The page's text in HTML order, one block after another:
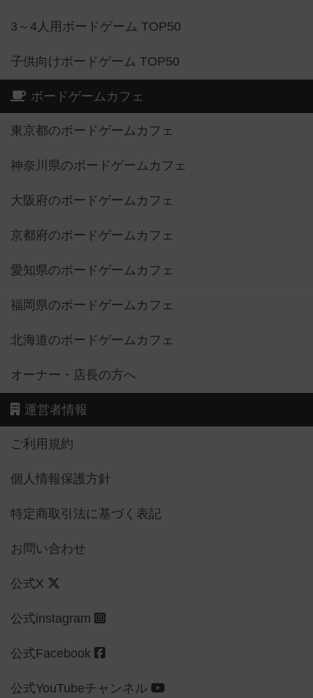
3～4人用ボードゲーム TOP50
子供向けボードゲーム TOP50
ボードゲームカフェ
東京都のボードゲームカフェ
神奈川県のボードゲームカフェ
大阪府のボードゲームカフェ
京都府のボードゲームカフェ
愛知県のボードゲームカフェ
福岡県のボードゲームカフェ
北海道のボードゲームカフェ
オーナー・店長の方へ
運営者情報
ご利用規約
個人情報保護方針
特定商取引法に基づく表記
お問い合わせ
公式X
公式instagram
公式Facebook
公式YouTubeチャンネル